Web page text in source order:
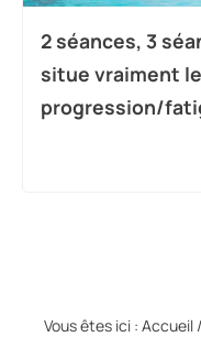
2 séances, 3
situe vraiment
progression/
Vous êtes ici : Accueil /